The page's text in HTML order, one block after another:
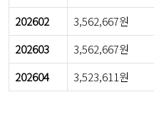
202602
3,562,667원
202603
3,562,667원
202604
3,523,611원